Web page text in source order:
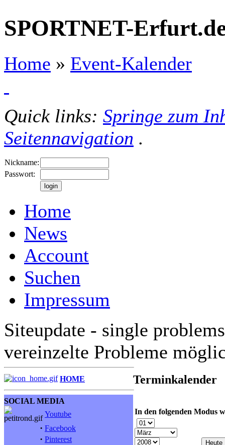
SPORTNET-
Home » Event-Kalender
Quick links: Springe zum
Seitennavigation .
Nickname:
Passwort:
Home
News
Account
Suchen
Impressum
Siteupdate - single
vereinzelte Probleme
HOME
SOCIAL MEDIA
Youtube
· Facebook
· Pinterest
Terminkalender
In den folgenden Modus